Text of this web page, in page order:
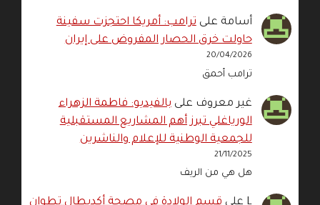
أسامة علىترامب: أمريكا احتجزت سفينة
حاولت خرق الحصار المفروض على إيران
20/04/2026
ترامب أحمق
غير معروف علىبالفيديو: فاطمة الزهراء
الورياغلي تبرز أهم المشاريع المستقبلية
للجمعية الوطنية للإعلام والناشرين
21/11/2025
هل هي من الريف